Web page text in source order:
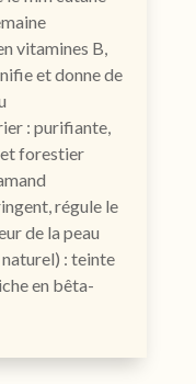
vitamines B,
et donne de
: purifiante,
forestier
régule le
de la peau
: teinte
en bêta-